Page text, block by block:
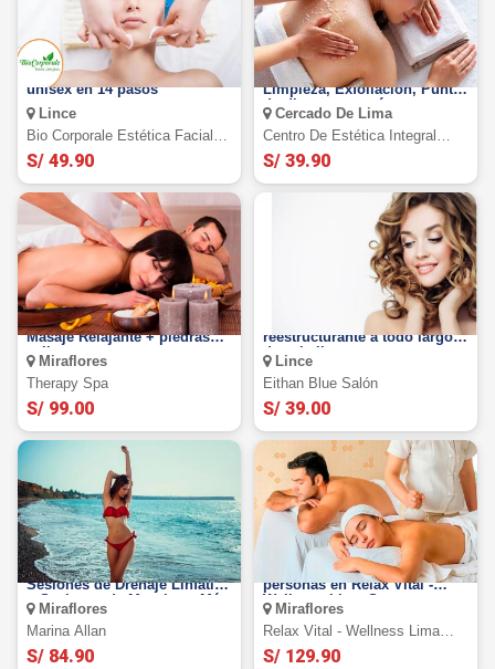
Limpieza facial profunda
unisex en 14 pasos
Lince
Bio Corporale Estética Facial Y
Corporal
S/ 49.90
Exfoliación de espalda:
Limpieza, Exfoliación, Punta
de diamante y más
Cercado De Lima
Centro De Estética Integral
Elein
S/ 39.90
Masaje descontracturante +
Masaje Relajante + piedras
calientes y mas
Miraflores
Therapy Spa
S/ 99.00
reestructurante a todo largo
de cabello
Lince
Eithan Blue Salón
S/ 39.00
Sesiones de Dermopulido +
Sesiones de Drenaje Linfático
+ Sesiones de Masajes y Más
Miraflores
Marina Allan
S/ 84.90
Day Spa + facial para 2
personas en Relax Vital -
Wellness Lima Spa
Miraflores.
Miraflores
Relax Vital - Wellness Lima
Spa Miraflores
S/ 129.90